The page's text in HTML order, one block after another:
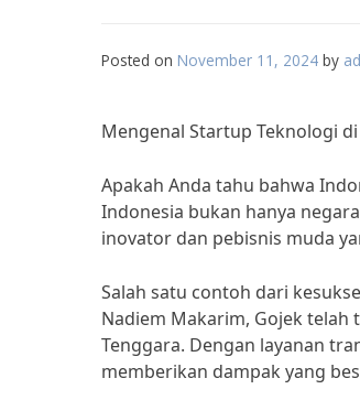
Posted on November 11, 2024 by
Mengenal Startup Teknologi
Apakah Anda tahu bahwa
Indonesia bukan hanya
inovator dan pebisnis muda
Salah satu contoh dari
Nadiem Makarim, Gojek
Tenggara. Dengan layanan
memberikan dampak yang